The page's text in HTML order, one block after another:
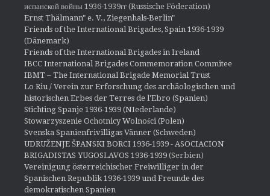
испанской войны 1936-1939гг (Russische Föderation)
Ernst Thälmann" e. V., Ziegenhals-Berlin"
Friends of the International Brigades, Spain 1936-1939
(Dänemark)
Friends of the International Brigades in Ireland
IBCC International Brigades Commemoration Commitee
IBMT – The International Brigade Memorial Trust
Lo Riu / Verein zur Erforschung des archäologischen und
historischen Erbes der Terres de l'Ebro (Spanien)
Stichting Spanje 1936-1939 (NIederlande)
Stowarzyszenie Ochotnicy Wolności (Polen)
Svenska Spanienfrivilligas Vänner (Schweden)
UDRUŽENJE ŠPANSKI BORCI 1936-1939 - ASOCIACION
BRIGADISTAS YUGOSLAVOS 1936-1939 (Serbien)
Vereinigung österreichischer Freiwilliger in der
Spanischen Republik 1936-1939 und Freunde des
demokratischen Spanien